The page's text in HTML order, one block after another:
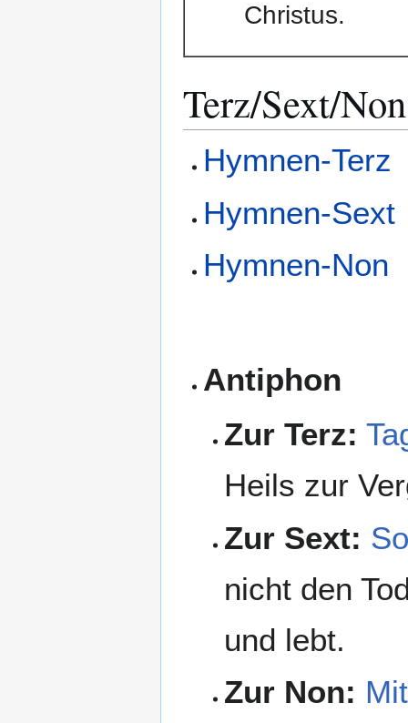
Christus.
Terz/Sext/Non
Hymnen-Terz
Hymnen-Sext
Hymnen-Non
Antiphon
Zur Terz:
Heils zur
Zur Sext:
nicht den
und lebt.
Zur Non: